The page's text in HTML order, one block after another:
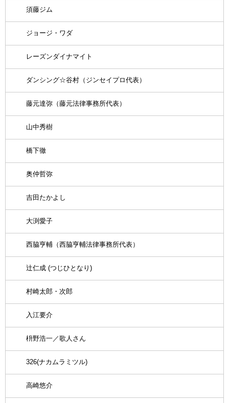
須藤ジム
ジョージ・ワダ
レーズンダイナマイト
ダンシング☆谷村（ジンセイプロ代表）
藤元達弥（藤元法律事務所代表）
山中秀樹
橋下徹
奥仲哲弥
吉田たかよし
大渕愛子
西脇亨輔（西脇亨輔法律事務所代表）
辻仁成 (つじひとなり)
村崎太郎・次郎
入江要介
枡野浩一／歌人さん
326(ナカムラミツル)
高崎悠介